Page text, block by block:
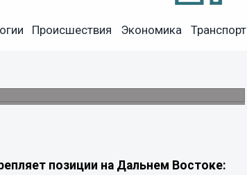
Происшествия Экономика Транспорт
позиции на Дальнем Востоке: